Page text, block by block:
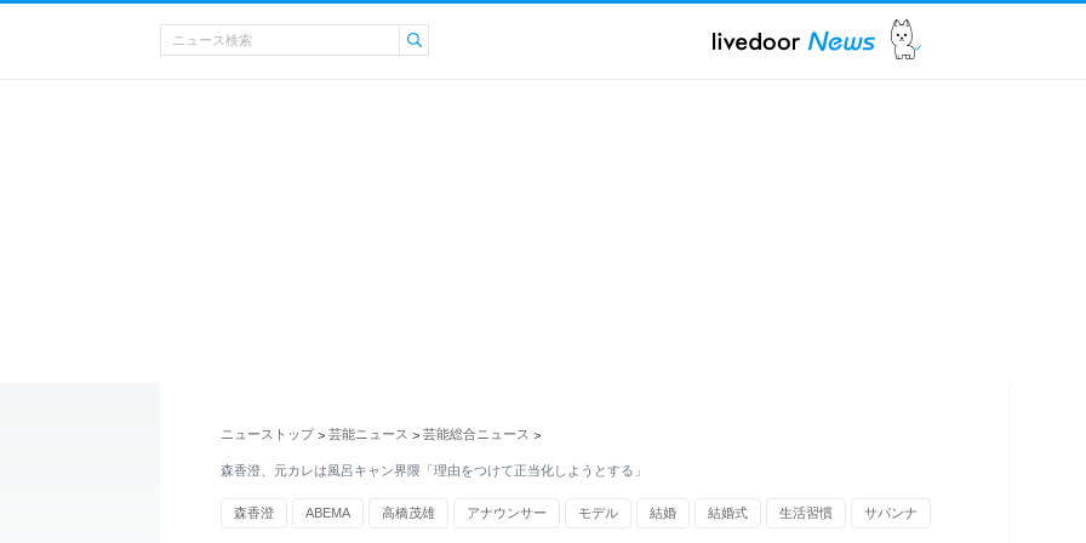
ニューストップ > 芸能ニュース > 芸能総合ニュース >
森香澄、元カレは風呂キャン界隈「理由をつけて正当化しようとする」
森香澄 ABEMA 高橋茂雄 アナウンサー モデル 結婚 結婚式 生活習慣 サバンナ